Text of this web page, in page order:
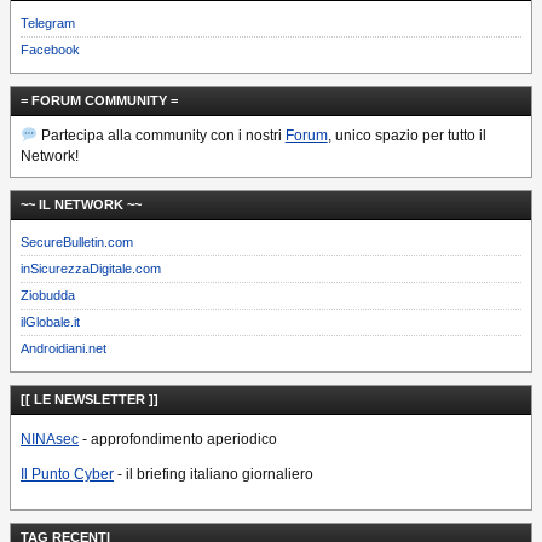
Telegram
Facebook
= FORUM COMMUNITY =
Partecipa alla community con i nostri Forum, unico spazio per tutto il
Network!
~~ IL NETWORK ~~
SecureBulletin.com
inSicurezzaDigitale.com
Ziobudda
ilGlobale.it
Androidiani.net
[[ LE NEWSLETTER ]]
NINAsec - approfondimento aperiodico
Il Punto Cyber - il briefing italiano giornaliero
TAG RECENTI